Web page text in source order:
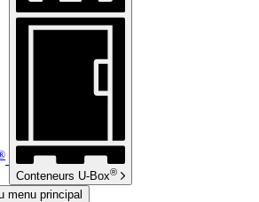
Conteneurs U-Box®
menu principal